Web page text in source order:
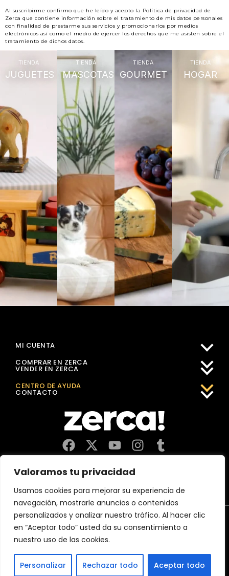
Valoramos tu privacidad
Usamos cookies para mejorar su experiencia de
navegación, mostrarle anuncios o contenidos
personalizados y analizar nuestro tráfico. Al hacer clic
en “Aceptar todo” usted da su consentimiento a
nuestro uso de las cookies.
Personalizar Rechazar todo Aceptar todo
Al suscribirme confirmo que he leído y acepto la Política de privacidad de
Zerca que contiene información sobre el tratamiento de mis datos personales
con finalidad de prestarme sus servicios y promocionarlos por medios
electrónicos así como el medio de ejercer los derechos que me asisten sobre el
tratamiento de dichos datos.
TIENDA
JUGUETES
TIENDA
MASCOTAS
TIENDA
GOURMET
TIENDA
HOGAR
Comercios, productores y distribuidores locales. Pagan
impuestos aquí, y dinamizan economía y empleo en tu
MI CUENTA
COMPRAR EN ZERCA
VENDER EN ZERCA
CENTRO DE AYUDA
CONTACTO
Aviso LegalPolítica de Privacidad
Política de Cookies
CERTIFICACIÓN 2026 MejorServicio.es
EspañaFranceÖsterreichDeutschland BelgiumItaliaPortugal